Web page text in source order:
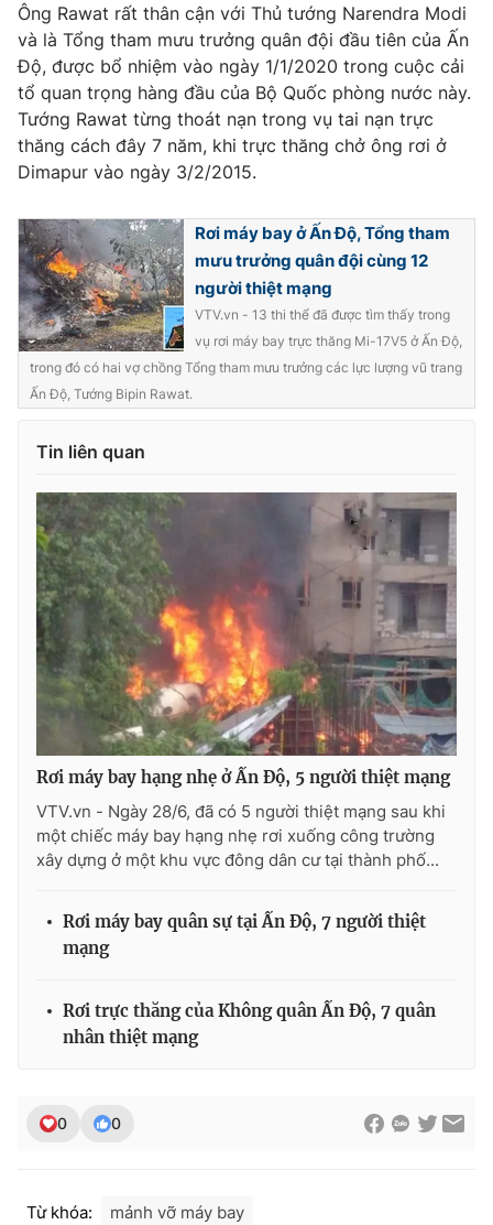
Ðiện thoại Thời báo VTV:024.66 897 897
Email: toasoan@vtv.vn
Liên hệ quảng cáo:024-7300.7108
® Cấm sao chép dưới mọi hình thức nếu không có sự chấp
thuận bằng văn bản. Ghi rõ nguồn VTV.vn khi phát hành lại
Ông Rawat rất thân cận với Thủ tướng Narendra Modi
và là Tổng tham mưu trưởng quân đội đầu tiên của Ấn
Độ, được bổ nhiệm vào ngày 1/1/2020 trong cuộc cải
tổ quan trọng hàng đầu của Bộ Quốc phòng nước này.
Tướng Rawat từng thoát nạn trong vụ tai nạn trực
thăng cách đây 7 năm, khi trực thăng chở ông rơi ở
Dimapur vào ngày 3/2/2015.
Rơi máy bay ở Ấn Độ, Tổng tham
mưu trưởng quân đội cùng 12
người thiệt mạng
VTV.vn - 13 thi thể đã được tìm thấy trong
vụ rơi máy bay trực thăng Mi-17V5 ở Ấn Độ,
trong đó có hai vợ chồng Tổng tham mưu trưởng các lực lượng vũ trang
Ấn Độ, Tướng Bipin Rawat.
Tin liên quan
Rơi máy bay hạng nhẹ ở Ấn Độ, 5 người thiệt mạng
VTV.vn - Ngày 28/6, đã có 5 người thiệt mạng sau khi
một chiếc máy bay hạng nhẹ rơi xuống công trường
xây dựng ở một khu vực đông dân cư tại thành phố...
Rơi máy bay quân sự tại Ấn Độ, 7 người thiệt
mạng
Rơi trực thăng của Không quân Ấn Độ, 7 quân
nhân thiệt mạng
0 0
Từ khóa:
mảnh vỡ máy bay